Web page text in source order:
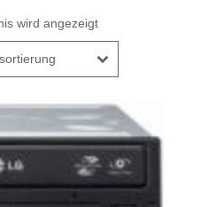
wird angezeigt